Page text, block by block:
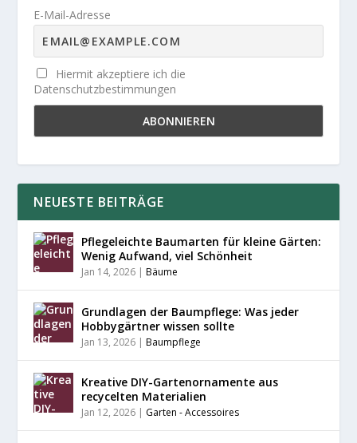
E-Mail-Adresse
Hiermit akzeptiere ich die
Datenschutzbestimmungen
NEUESTE BEITRÄGE
Pflegeleichte Baumarten für kleine Gärten:
Wenig Aufwand, viel Schönheit
Jan 14, 2026 |Bäume
Grundlagen der Baumpflege: Was jeder
Hobbygärtner wissen sollte
Jan 13, 2026 |Baumpflege
Kreative DIY-Gartenornamente aus
recycelten Materialien
Jan 12, 2026 | Garten - Accessoires